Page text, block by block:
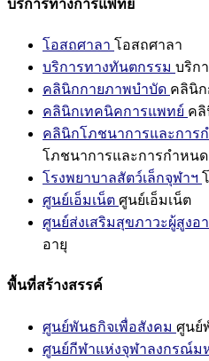
บริการทางการแพทย์
โอสถศาลา โอสถศาลา
บริการทางทันตกรรม บริก
คลินิกกายภาพบำบัด คลินิ
คลินิกเทคนิคการแพทย์ คลิ
คลินิกโภชนาการและการ
โภชนาการและการกำหน
โรงพยาบาลสัตว์เล็กจุฬาฯ
ศูนย์เอ็มเน็ต ศูนย์เอ็มเน็ต
ศูนย์ส่งเสริมสุขภาวะผู้สูงอ
อายุ
พื้นที่สร้างสรรค์
ศูนย์พันธกิจเพื่อสังคม ศูนย์
ศูนย์กีฬาแห่งจุฬาลงกรณ์ม